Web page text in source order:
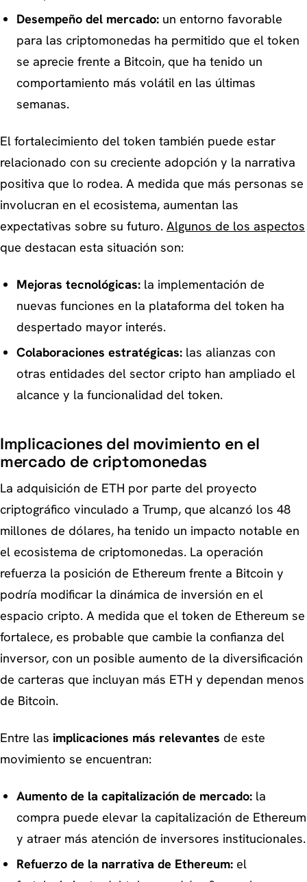
Desempeño del mercado:un entorno favorable
para las criptomonedas ha permitido que el token
se aprecie frente a Bitcoin, que ha tenido un
comportamiento más volátil en las últimas
semanas.
El fortalecimiento del token también puede estar
relacionado con su creciente adopción y la narrativa
positiva que lo rodea. A medida que más personas se
involucran en el ecosistema, aumentan las
expectativas sobre su futuro. Algunos de los aspectos
que destacan esta situación son:
Mejoras tecnológicas:la implementación de
nuevas funciones en la plataforma del token ha
despertado mayor interés.
Colaboraciones estratégicas:las alianzas con
otras entidades del sector cripto han ampliado el
alcance y la funcionalidad del token.
Implicaciones del movimiento en el
mercado de criptomonedas
La adquisición de ETH por parte del proyecto
criptográfico vinculado a Trump, que alcanzó los 48
millones de dólares, ha tenido un impacto notable en
el ecosistema de criptomonedas. La operación
refuerza la posición de Ethereum frente a Bitcoin y
podría modificar la dinámica de inversión en el
espacio cripto. A medida que el token de Ethereum se
fortalece, es probable que cambie la confianza del
inversor, con un posible aumento de la diversificación
de carteras que incluyan más ETH y dependan menos
de Bitcoin.
Entre las implicaciones más relevantes de este
movimiento se encuentran:
Aumento de la capitalización de mercado:la
compra puede elevar la capitalización de Ethereum
y atraer más atención de inversores institucionales.
Refuerzo de la narrativa de Ethereum:el